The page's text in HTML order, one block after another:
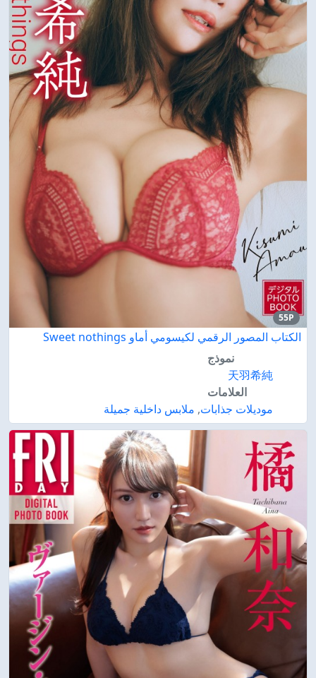
55P
الكتاب المصور الرقمي لكيسومي أماو Sweet nothings
نموذج
天羽希純
العلامات
موديلات جذابات, ملابس داخلية جميلة